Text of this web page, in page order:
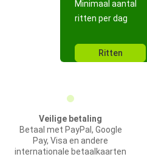
Minimaal aantal
ritten per dag
Ritten
Veilige betaling
Betaal met PayPal, Google
Pay, Visa en andere
internationale betaalkaarten